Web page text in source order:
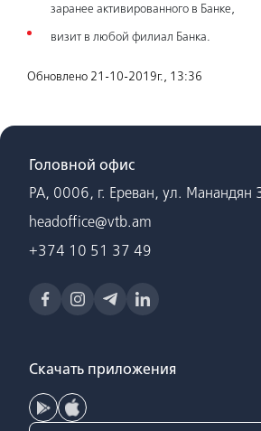
заранее активированного в Банке,
визит в любой филиал Банка.
Обновлено 21-10-2019г., 13:36
Головной офис
РА, 0006, г. Ереван, ул. Манандян
headoffice@vtb.am
+374 10 51 37 49
Скачать приложения